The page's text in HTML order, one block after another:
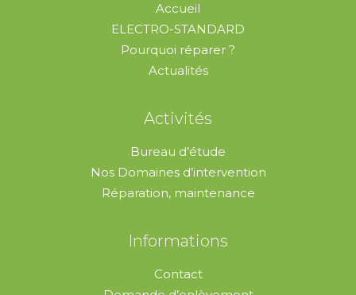
Accueil
ELECTRO-STANDARD
Pourquoi réparer ?
Actualités
Activités
Bureau d’étude
Nos Domaines d’intervention
Réparation, maintenance
Informations
Contact